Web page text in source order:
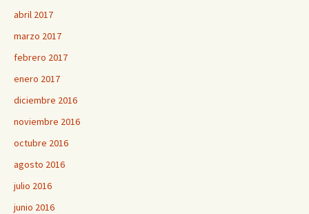
abril 2017
marzo 2017
febrero 2017
enero 2017
diciembre 2016
noviembre 2016
octubre 2016
agosto 2016
julio 2016
junio 2016